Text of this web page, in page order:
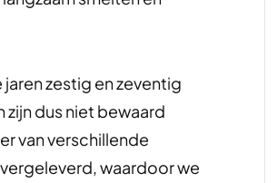
zestig en zeventig
zijn dus niet bewaard
van verschillende
waardoor we